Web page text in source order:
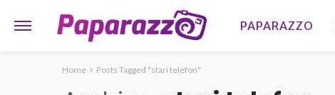
PAPARAZZO
Home Posts Tagged "stari telefon"